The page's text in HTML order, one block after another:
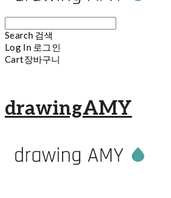
Search 검색
Log In 로그인
Cart장바구니
drawingAMY